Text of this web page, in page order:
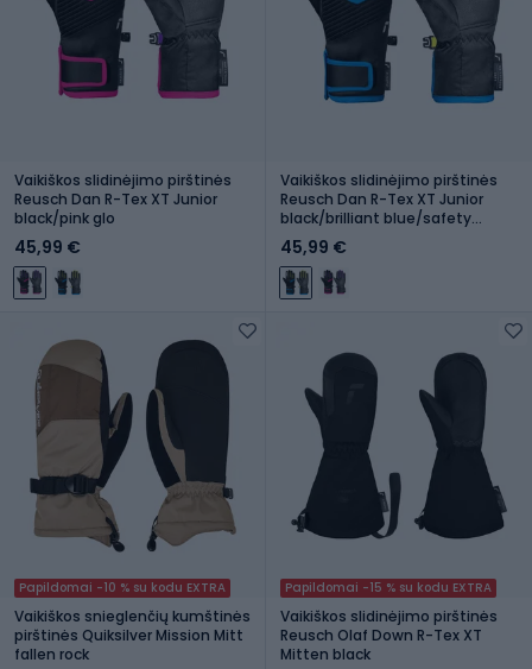
Vaikiškos slidinėjimo pirštinės
Reusch Dan R-Tex XT Junior
black/pink glo
45,99 €
Vaikiškos slidinėjimo pirštinės
Reusch Dan R-Tex XT Junior
black/brilliant blue/safety
yellow
45,99 €
Papildomai -10 % su kodu EXTRA
Vaikiškos snieglenčių kumštinės
pirštinės Quiksilver Mission Mitt
fallen rock
Papildomai -15 % su kodu EXTRA
Vaikiškos slidinėjimo pirštinės
Reusch Olaf Down R-Tex XT
Mitten black